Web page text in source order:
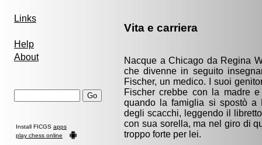
Links
Help
About
Install FICGS apps
play chess online
Vita e carriera
Nacque a Chicago da Regina
che divenne in seguito
Fischer, un medico. I suoi
Fischer crebbe con la madre
quando la famiglia si spostò a
degli scacchi, leggendo il
con sua sorella, ma nel giro di
troppo forte per lei.